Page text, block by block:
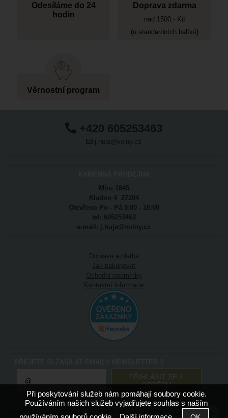
Odesíláme do 24
hodin
Doprava zdarma
nad 1500,- Kč
(u standardních balíků)
Věrnostní program
+420 605253463
j.huja@volny.cz
Míru 1845
Kladno 4 27204
Otevřeno Po - Pá 8:00 - 16:00
tel: 605253463
e-mail: j.huja@volny.cz
Doprava a platba
Jak nakupovat
Ochodní podmínky
Kontaktní informace
potrebyproumelce.cz
Při poskytování služeb nám pomáhají soubory cookie.
Používáním našich služeb vyjadřujete souhlas s naším